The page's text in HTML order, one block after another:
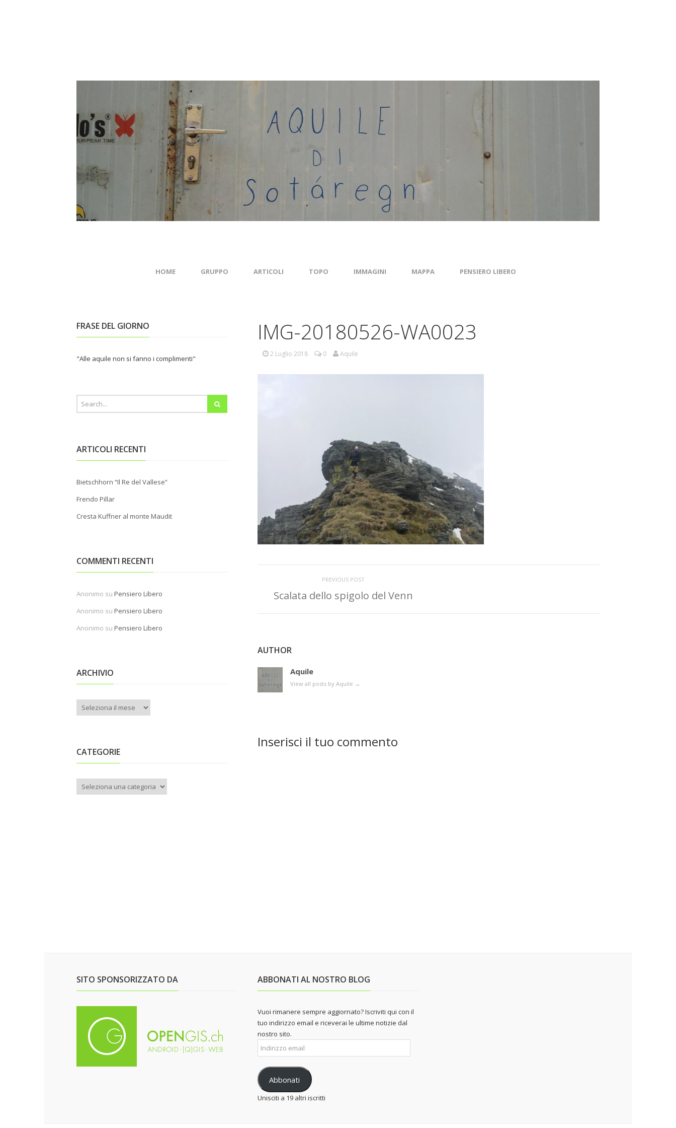
HOME GRUPPO ARTICOLI TOPO IMMAGINI MAPPA PENSIERO LIBERO
IMG-20180526-WA0023
2 Luglio 2018 0 Aquile
PREVIOUS POST
Scalata dello spigolo del Venn
AUTHOR
Aquile
View all posts by Aquile →
Inserisci il tuo commento
FRASE DEL GIORNO
"Alle aquile non si fanno i complimenti"
ARTICOLI RECENTI
Bietschhorn “Il Re del Vallese”
Frendo Pillar
Cresta Kuffner al monte Maudit
COMMENTI RECENTI
Anonimo su Pensiero Libero
Anonimo su Pensiero Libero
Anonimo su Pensiero Libero
ARCHIVIO
Archivio
CATEGORIE
Categorie
SITO SPONSORIZZATO DA ABBONATI AL NOSTRO BLOG
Vuoi rimanere sempre aggiornato? Iscriviti qui con il
tuo indirizzo email e riceverai le ultime notizie dal
nostro sito.
Indirizzo
email
Abbonati
Unisciti a 19 altri iscritti